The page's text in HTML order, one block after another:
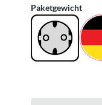
Paketgewicht